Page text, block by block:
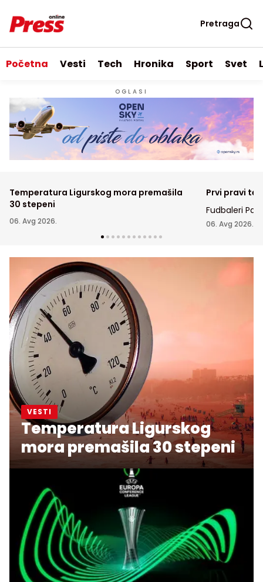
Pretraga
Početna Vesti Tech Hronika Sport Svet
OGLASI
Temperatura Ligurskog mora premašila
30 stepeni
06. Avg 2026.
Prvi pravi
Fudbaleri
u Humskoj
06. Avg 2026.
VESTI
Temperatura Ligurskog
mora premašila 30 stepeni